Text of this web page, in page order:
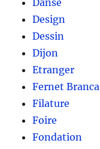
Danse
Design
Dessin
Dijon
Etranger
Fernet Branca
Filature
Foire
Fondation